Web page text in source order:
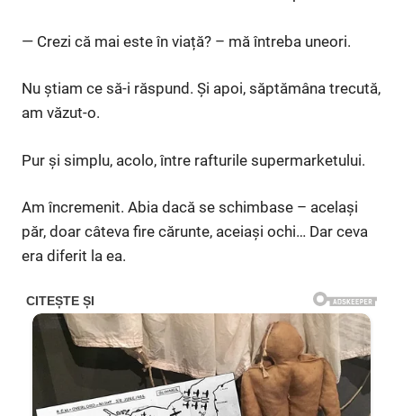
— Crezi că mai este în viață? – mă întreba uneori.
Nu știam ce să-i răspund. Și apoi, săptămâna trecută,
am văzut-o.
Pur și simplu, acolo, între rafturile supermarketului.
Am încremenit. Abia dacă se schimbase – același
păr, doar câteva fire cărunte, aceiași ochi… Dar ceva
era diferit la ea.